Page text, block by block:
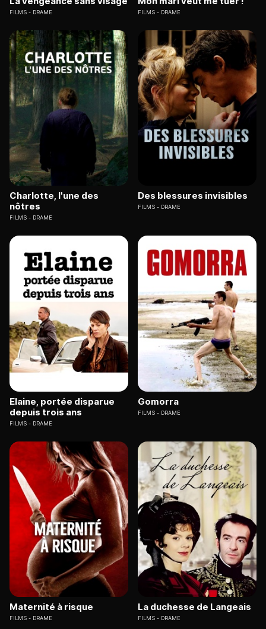
FILMS DRAME FILMS DRAME
Charlotte, l'une des
nôtres
FILMS DRAME
Des blessures invisibles
FILMS DRAME
Elaine, portée disparue
depuis trois ans
FILMS DRAME
Gomorra
FILMS DRAME
Maternité à risque
FILMS DRAME
La duchesse de Langeais
FILMS DRAME